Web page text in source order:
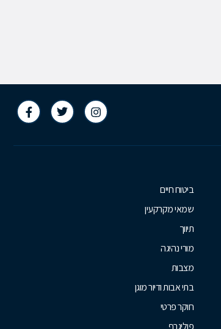
ביטוח חיים
שמאי מקרקעין
תיווך
מורי נהיגה
מצבות
בתי אבות ודיור מוגן
חוקר פרטי
פוליגרף